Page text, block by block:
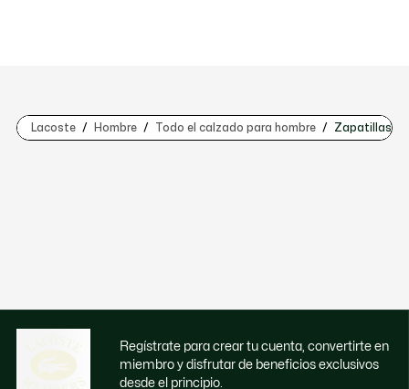
Lacoste Hombre Todo el calzado para hombre Zapatillas
Regístrate para crear tu cuenta, convertirte en
miembro y disfrutar de beneficios exclusivos
desde el principio.